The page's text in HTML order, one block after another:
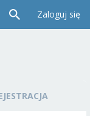
Zaloguj się